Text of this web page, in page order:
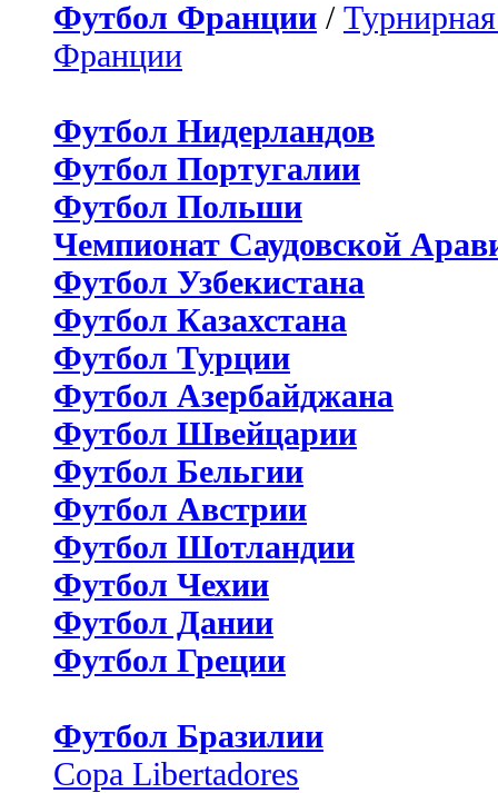
Футбол Франции /
Франции
Футбол Нидерландов
Футбол Португалии
Футбол Польши
Чемпионат Саудовской
Футбол Узбекистана
Футбол Казахстана
Футбол Турции
Футбол Азербайджана
Футбол Швейцарии
Футбол Бельгии
Футбол Австрии
Футбол Шотландии
Футбол Чехии
Футбол Дании
Футбол Греции
Футбол Бразилии
Copa Libertadores